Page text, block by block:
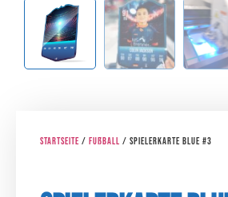
Startseite / Fußball / Spielerkarte Blue #3